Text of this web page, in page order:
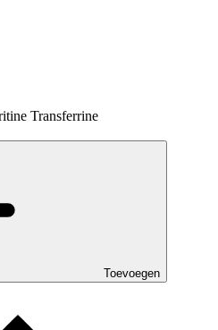
Transferrine
Toevoegen